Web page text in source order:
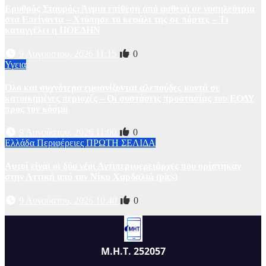
0
Υγεια
0
Ελλάδα Περιφέρειες ΠΡΩΤΗ ΣΕΛΙΔΑ
0
Μ.Η.Τ. 252057